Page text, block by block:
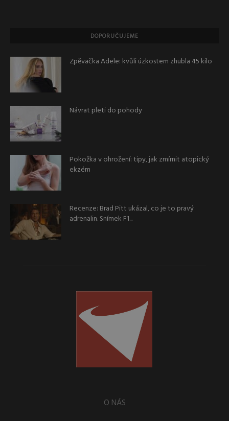
DOPORUČUJEME
Zpěvačka Adele: kvůli úzkostem zhubla 45 kilo
Návrat pleti do pohody
Pokožka v ohrožení: tipy, jak zmírnit atopický
ekzém
Recenze: Brad Pitt ukázal, co je to pravý
adrenalin. Snímek F1...
O NÁS